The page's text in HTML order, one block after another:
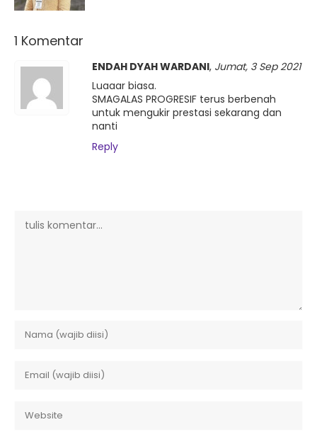
1 Komentar
ENDAH DYAH WARDANI, Jumat, 3 Sep 2021
Luaaar biasa.
SMAGALAS PROGRESIF terus berbenah
untuk mengukir prestasi sekarang dan
nanti
Reply